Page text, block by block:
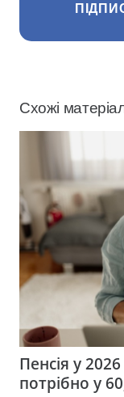
Схожі
Пенсія у
потрібно у